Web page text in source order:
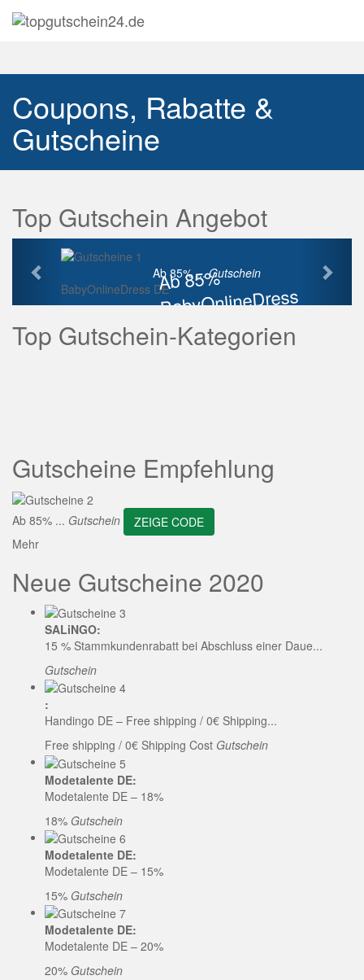
Coupons, Rabatte &
Gutscheine
Top Gutschein Angebot
Ab 85%
BabyOnlineDress
Rabatt
Ab 85% ...Gutschein
BabyOnlineDress DE
Vorherige
Top Gutschein-Kategorien
Gutscheine Empfehlung
Ab 85% ... Gutschein
ZEIGE CODE
Mehr
Neue Gutscheine 2020
SALiNGO:
15 % Stammkundenrabatt bei Abschluss einer Daue...
Gutschein
:
Handingo DE – Free shipping / 0€ Shipping...
Free shipping / 0€ Shipping Cost Gutschein
Modetalente DE:
Modetalente DE – 18%
18% Gutschein
Modetalente DE:
Modetalente DE – 15%
15% Gutschein
Modetalente DE:
Modetalente DE – 20%
20% Gutschein